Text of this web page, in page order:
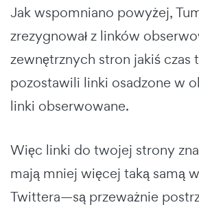
Jak wspomniano powyżej,
zrezygnował z linków
zewnętrznych stron jakiś czas
pozostawili linki osadzone w
linki obserwowane.
Więc linki do twojej strony
mają mniej więcej taką samą
Twittera—są przeważnie